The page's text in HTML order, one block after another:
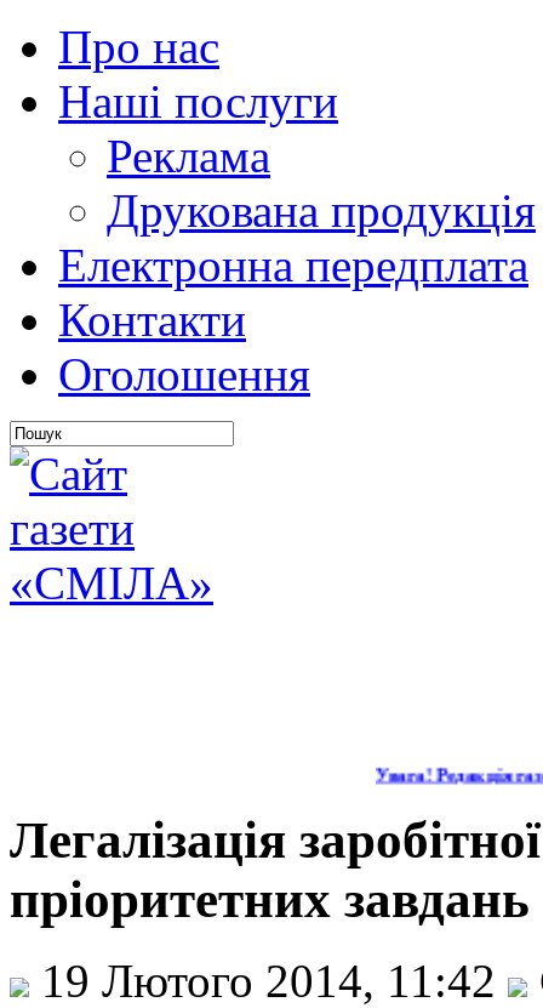
Про нас
Наші послуги
Реклама
Друкована продукція
Електронна передплата
Контакти
Оголошення
Увага! Редакція
Легалізація
пріоритетних
19 Лютого 2014, 11:42